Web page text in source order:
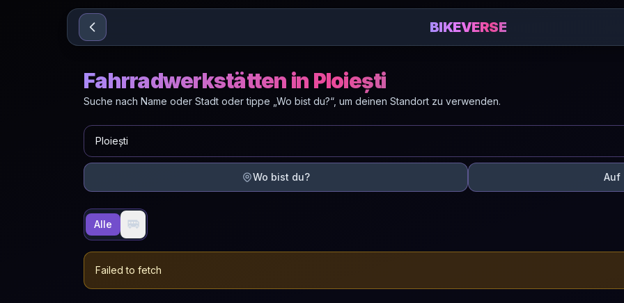
Sari la conținut
BIKEVERSE
Fahrradwerkstätten in Ploiești
Suche nach Name oder Stadt oder tippe „Wo bist du?“, um deinen Standort zu verwenden.
Wo bist du? Auf
Alle 🚐
Failed to fetch